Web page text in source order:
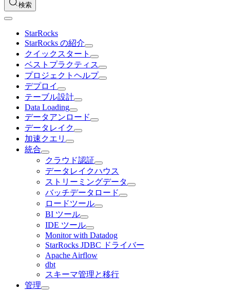
検索
StarRocks
StarRocks の紹介
クイックスタート
ベストプラクティス
プロジェクトヘルプ
デプロイ
テーブル設計
Data Loading
データアンロード
データレイク
加速クエリ
統合
クラウド認証
データレイクハウス
ストリーミングデータ
バッチデータロード
ロードツール
BI ツール
IDE ツール
Monitor with Datadog
StarRocks JDBC ドライバー
Apache Airflow
dbt
スキーマ管理と移行
管理